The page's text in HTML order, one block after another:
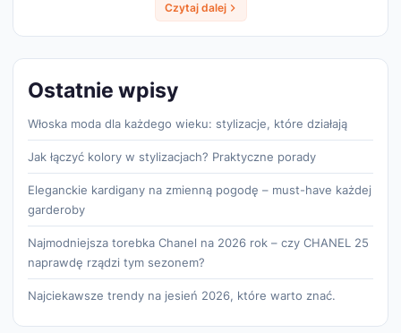
Czytaj dalej
Ostatnie wpisy
Włoska moda dla każdego wieku: stylizacje, które działają
Jak łączyć kolory w stylizacjach? Praktyczne porady
Eleganckie kardigany na zmienną pogodę – must-have każdej
garderoby
Najmodniejsza torebka Chanel na 2026 rok – czy CHANEL 25
naprawdę rządzi tym sezonem?
Najciekawsze trendy na jesień 2026, które warto znać.